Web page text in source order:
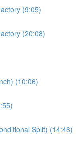
(9:05)
(20:08)
(10:06)
Split) (14:46)